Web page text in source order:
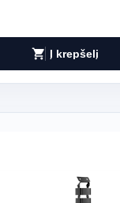
shopping_cart Į krepšelį